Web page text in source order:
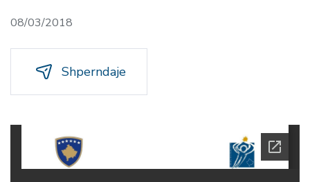
08/03/2018
Shperndaje